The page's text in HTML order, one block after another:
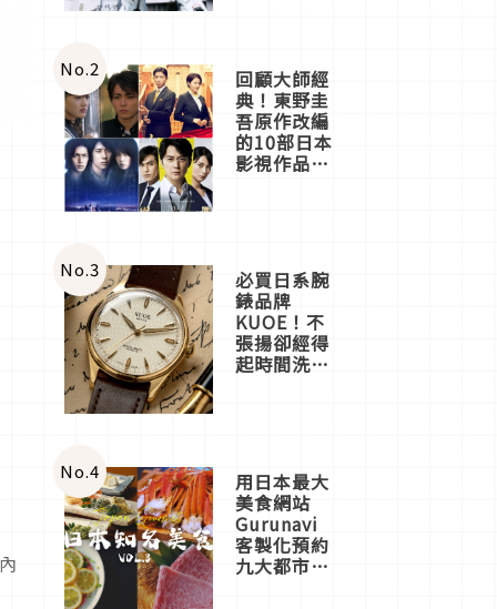
體驗
No.2 回顧大師經
典！東野圭
吾原作改編
的10部日本
影視作品推
No.3 必買日系腕
錶品牌
KUOE！不
張揚卻經得
起時間洗鍊
No.4 用日本最大
美食網站
Gurunavi
客製化預約
九大都市餐